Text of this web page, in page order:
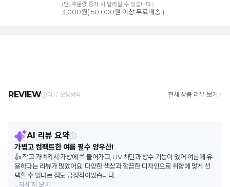
(단, 주문량 증가 시 달라질 수 있습니다.)
3,000원( 50,000원 이상 무료배송 )